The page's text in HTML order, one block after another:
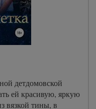
детдомовской
ей красивую, яркую
вязкой тины, в